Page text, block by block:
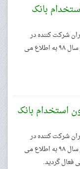
استخدام بانک
شرکت کننده در
آزمون استخدامی بانک قرض‌الحسنه مهر ایران در سال ۹۸ به اطلاع می
آزمون استخدام بانک
شرکت کننده در
آزمون استخدامی بانک قرض‌الحسنه مهر ایران در سال ۹۸ به اطلاع می
فعال گردید.